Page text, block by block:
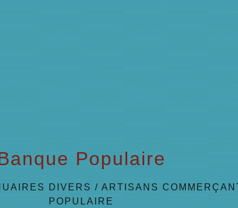
Populaire
DIVERS /ARTISANS
POPULAIRE